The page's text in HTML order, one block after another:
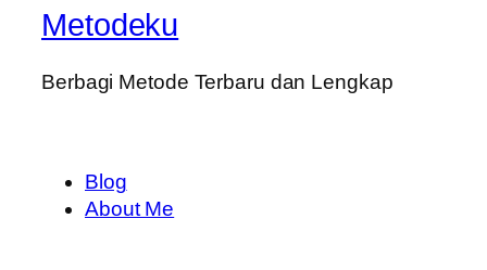
Metodeku
Berbagi Metode Terbaru dan Lengkap
Blog
About Me